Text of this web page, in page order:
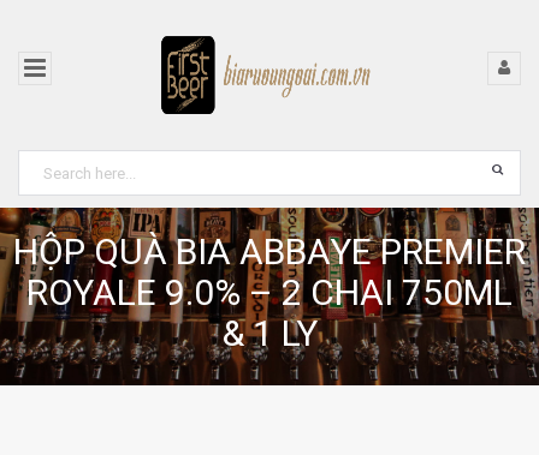
HỘP QUÀ BIA ABBAYE PREMIER
ROYALE 9.0% – 2 CHAI 750ML
& 1 LY